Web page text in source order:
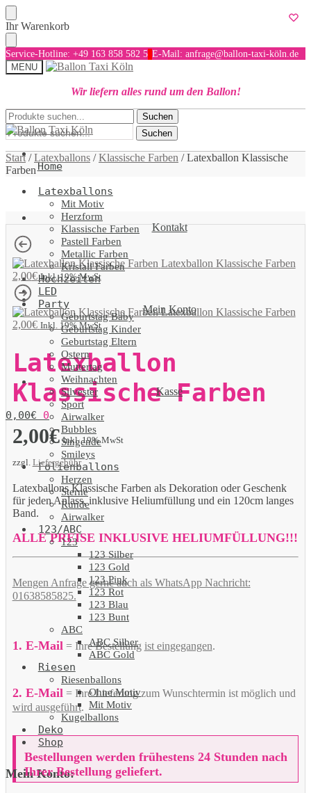
Skip
to
navigation
Skip
to
content
Ihr Warenkorb
Service-Hotline: +49 163 858 582 5 E-Mail: anfrage@ballon-taxi-köln.de
MENU
Wir liefern alles rund um den Ballon!
Suchen
nach:
Suchen
Kontakt
Mein Konto
Kasse
0,00€ 0
Suchen
nach:
Suchen
Home
Latexballons
Mit Motiv
Herzform
Klassische Farben
Pastell Farben
Metallic Farben
Kristall Farben
Hochzeiten
LED
Party
Geburtstag Baby
Geburtstag Kinder
Geburtstag Eltern
Ostern
Muttertag
Weihnachten
Silvester
Sport
Airwalker
Bubbles
Singende
Smileys
Folienballons
Herzen
Sterne
Runde
Airwalker
123/ABC
123
123 Silber
123 Gold
123 Pink
123 Rot
123 Blau
123 Bunt
ABC
ABC Silber
ABC Gold
Riesen
Riesenballons
Ohne Motiv
Mit Motiv
Kugelballons
Deko
Shop
Mein Konto:
Start /Latexballons /Klassische Farben /Latexballon Klassische
Farben
Latexballon Klassische Farben
2,00€ Inkl. 19% MwSt
Latexballon Klassische Farben
2,00€ Inkl. 19% MwSt
Latexballon
Klassische Farben
2,00€ Inkl. 19% MwSt
zzgl. Liefergebühr
Latexballons Klassische Farben als Dekoration oder Geschenk
für jeden Anlass, inklusive Heliumfüllung und ein 120cm langes
Band.
ALLE PREISE INKLUSIVE HELIUMFÜLLUNG!!!
Mengen Anfrage gerne auch als WhatsApp Nachricht:
01638585825.
1. E-Mail = Ihre Bestellung ist eingegangen.
2. E-Mail = Ihre Lieferung zum Wunschtermin ist möglich und
wird ausgeführt.
Bestellungen werden frühestens 24 Stunden nach
Ihrer Bestellung geliefert.